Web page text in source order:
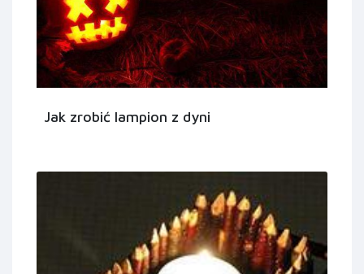
Jak zrobić lampion z dyni